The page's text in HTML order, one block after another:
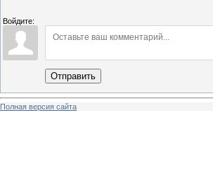
Войдите:
Отправить
Полная версия сайта